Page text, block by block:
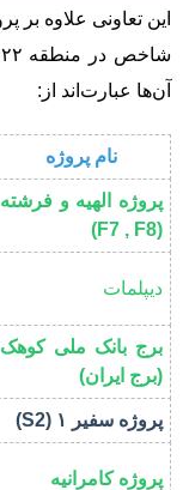
آن‌ها عبارت‌اند از:
نام پروژه
پروژه الهیه و فرشته
(F7 , F8)
دیپلمات
برج بانک ملی کوهک
(برج ایران)
پروژه سفیر ۱ (S2)
پروژه کامرانیه